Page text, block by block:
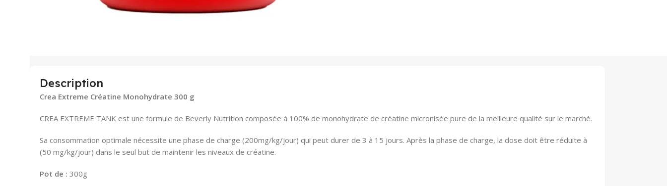
Description
Crea Extreme Créatine Monohydrate 300 g
CREA EXTREME TANK est une formule de Beverly Nutrition composée à 100% de monohydrate de créatine micronisée pure de la meilleure qualité sur le marché.
Sa consommation optimale nécessite une phase de charge (200mg/kg/jour) qui peut durer de 3 à 15 jours. Après la phase de charge, la dose doit être réduite à
(50 mg/kg/jour) dans le seul but de maintenir les niveaux de créatine.
Pot de : 300g